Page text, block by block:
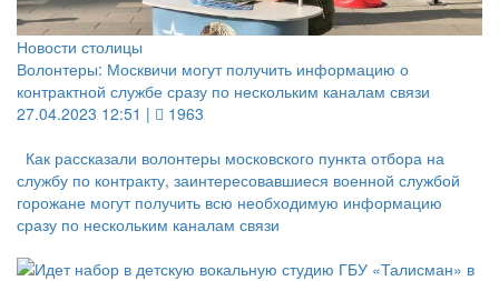
Новости столицы
Волонтеры: Москвичи могут получить информацию о
контрактной службе сразу по нескольким каналам связи
27.04.2023 12:51 |
1963
Как рассказали волонтеры московского пункта отбора на
службу по контракту, заинтересовавшиеся военной службой
горожане могут получить всю необходимую информацию
сразу по нескольким каналам связи